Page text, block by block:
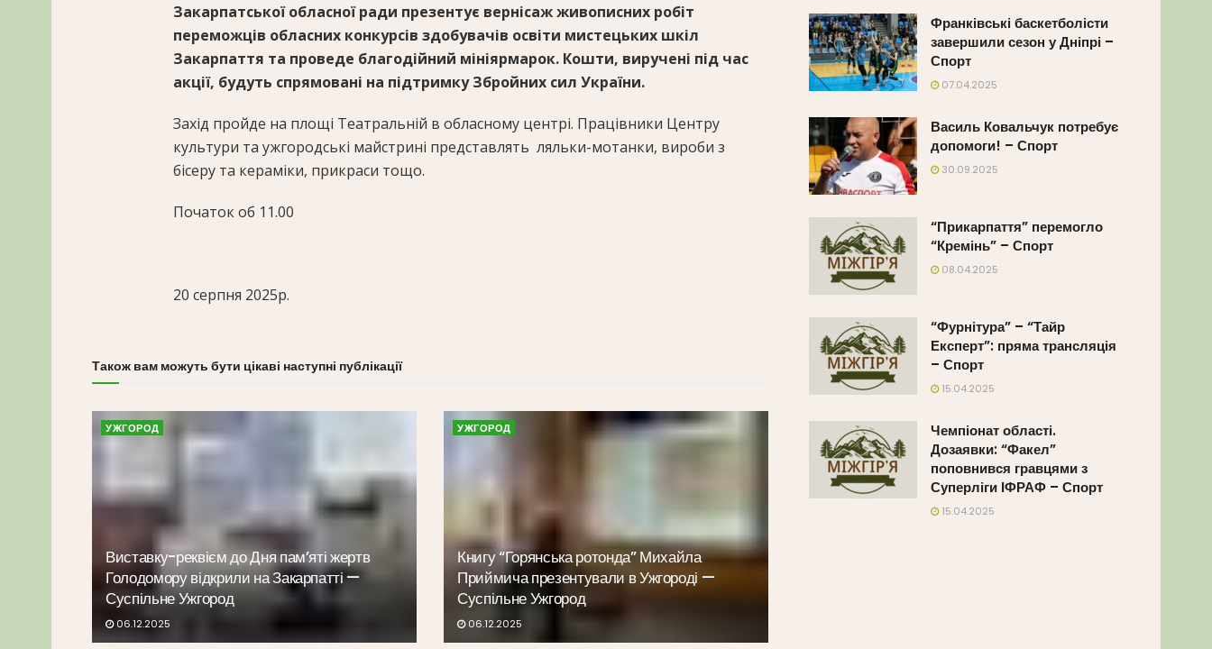
Закарпатської обласної ради презентує вернісаж живописних робіт
переможців обласних конкурсів здобувачів освіти мистецьких шкіл
Закарпаття та проведе благодійний мініярмарок. Кошти, виручені під час
акції, будуть спрямовані на підтримку Збройних сил України.
Захід пройде на площі Театральній в обласному центрі. Працівники Центру
культури та ужгородські майстрині представлять ляльки-мотанки, вироби з
бісеру та кераміки, прикраси тощо.
Початок об 11.00
20 серпня 2025р.
Також вам можуть бути цікаві наступні публікації
УЖГОРОД
Виставку-реквієм до Дня пам’яті жертв
Голодомору відкрили на Закарпатті —
Суспільне Ужгород
06.12.2025
УЖГОРОД
Книгу “Горянська ротонда” Михайла
Приймича презентували в Ужгороді —
Суспільне Ужгород
06.12.2025
Франківські баскетболісти
завершили сезон у Дніпрі –
Спорт
07.04.2025
Василь Ковальчук потребує
допомоги! – Спорт
30.09.2025
“Прикарпаття” перемогло
“Кремінь” – Спорт
08.04.2025
“Фурнітура” – “Тайр
Експерт”: пряма трансляція
– Спорт
15.04.2025
Чемпіонат області.
Дозаявки: “Факел”
поповнився гравцями з
Суперліги ІФРАФ – Спорт
15.04.2025